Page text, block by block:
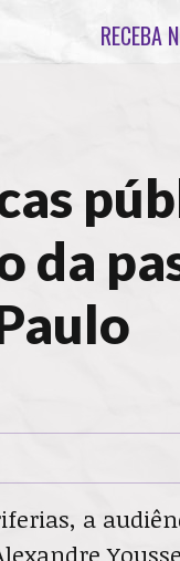
RECEBA
da
a